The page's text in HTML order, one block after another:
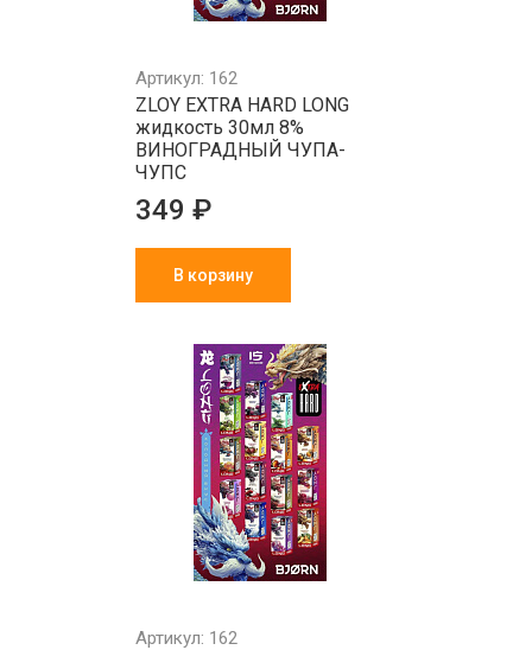
Артикул: 162
ZLOY EXTRA HARD LONG
жидкость 30мл 8%
ВИНОГРАДНЫЙ ЧУПА-
ЧУПС
349 ₽
В корзину
Артикул: 162